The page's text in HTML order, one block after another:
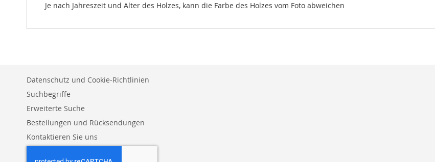
Je nach Jahreszeit und Alter des Holzes, kann die Farbe des Holzes vom Foto abweichen
Datenschutz und Cookie-Richtlinien
Suchbegriffe
Erweiterte Suche
Bestellungen und Rücksendungen
Kontaktieren Sie uns